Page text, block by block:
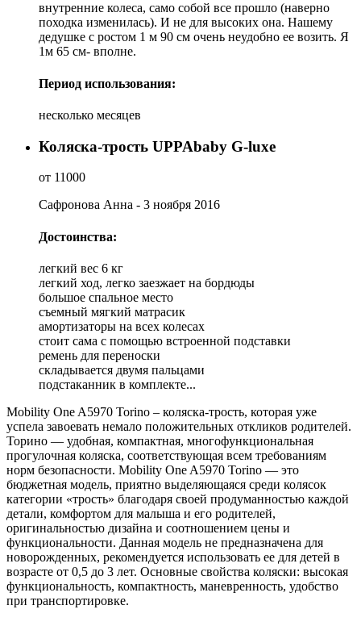
внутренние колеса, само собой все прошло (наверно
походка изменилась). И не для высоких она. Нашему
дедушке с ростом 1 м 90 см очень неудобно ее возить. Я
1м 65 см- вполне.
Период использования:
несколько месяцев
Коляска-трость UPPAbaby G-luxe
от 11000
Сафронова Анна - 3 ноября 2016
Достоинства:
легкий вес 6 кг
легкий ход, легко заезжает на бордюды
большое спальное место
съемный мягкий матрасик
амортизаторы на всех колесах
стоит сама с помощью встроенной подставки
ремень для переноски
складывается двумя пальцами
подстаканник в комплекте...
Mobility One A5970 Torino – коляска-трость, которая уже
успела завоевать немало положительных откликов родителей.
Торино — удобная, компактная, многофункциональная
прогулочная коляска, соответствующая всем требованиям
норм безопасности. Mobility One A5970 Torino — это
бюджетная модель, приятно выделяющаяся среди колясок
категории «трость» благодаря своей продуманностью каждой
детали, комфортом для малыша и его родителей,
оригинальностью дизайна и соотношением цены и
функциональности. Данная модель не предназначена для
новорожденных, рекомендуется использовать ее для детей в
возрасте от 0,5 до 3 лет. Основные свойства коляски: высокая
функциональность, компактность, маневренность, удобство
при транспортировке.